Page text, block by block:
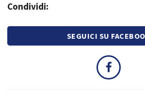
Condividi:
SEGUICI SU